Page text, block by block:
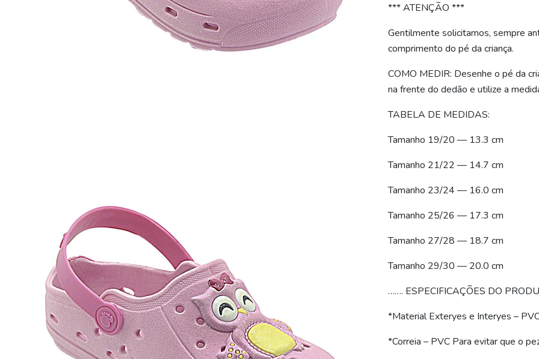
*** ATENÇÃO ***
Gentilmente solicitamos, sempre
comprimento do pé da criança.
COMO MEDIR: Desenhe o pé da
na frente do dedão e utilize a
TABELA DE MEDIDAS:
Tamanho 19/20 — 13.3 cm
Tamanho 21/22 — 14.7 cm
Tamanho 23/24 — 16.0 cm
Tamanho 25/26 — 17.3 cm
Tamanho 27/28 — 18.7 cm
Tamanho 29/30 — 20.0 cm
……. ESPECIFICAÇÕES DO
*Material Exteryes e Interyes –
*Correia – PVC Para evitar que o